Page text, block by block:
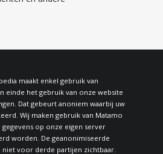
maakt enkel gebruik van
einde het gebruik van onze website
Dat gebeurt anoniem waarbij uw
Wij maken gebruik van Matamo
op onze eigen server
worden. De geanonimiseerde
niet voor derde partijen zichtbaar.